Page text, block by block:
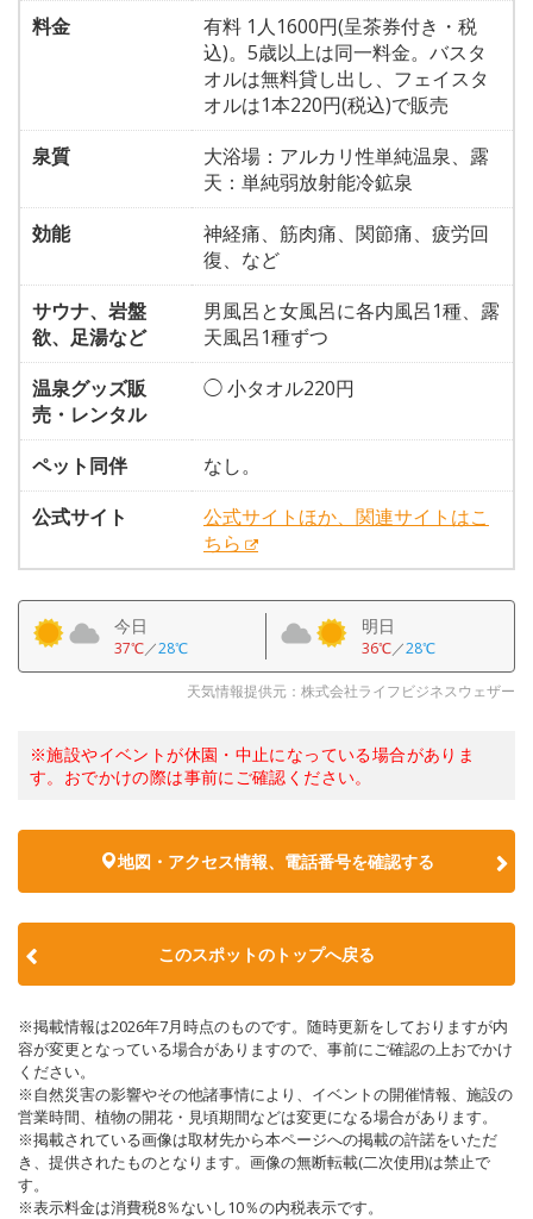
料金
有料 1人1600円(呈茶券付き・税
込)。5歳以上は同一料金。バスタ
オルは無料貸し出し、フェイスタ
オルは1本220円(税込)で販売
泉質
大浴場：アルカリ性単純温泉、露
天：単純弱放射能冷鉱泉
効能
神経痛、筋肉痛、関節痛、疲労回
復、など
サウナ、岩盤
欲、足湯など
男風呂と女風呂に各内風呂1種、露
天風呂1種ずつ
温泉グッズ販
売・レンタル
◯ 小タオル220円
ペット同伴
なし。
公式サイト
公式サイトほか、関連サイトはこ
ちら
今日
37℃／28℃
明日
36℃／28℃
天気情報提供元：株式会社ライフビジネスウェザー
※施設やイベントが休園・中止になっている場合がありま
す。おでかけの際は事前にご確認ください。
地図・アクセス情報、電話番号を確認する
このスポットのトップへ戻る
※掲載情報は2026年7月時点のものです。随時更新をしておりますが内
容が変更となっている場合がありますので、事前にご確認の上おでかけ
ください。
※自然災害の影響やその他諸事情により、イベントの開催情報、施設の
営業時間、植物の開花・見頃期間などは変更になる場合があります。
※掲載されている画像は取材先から本ページへの掲載の許諾をいただ
き、提供されたものとなります。画像の無断転載(二次使用)は禁止で
す。
※表示料金は消費税8％ないし10％の内税表示です。